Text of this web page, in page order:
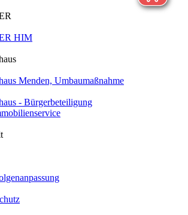
HIM
Menden, Umbaumaßnahme
- Bürgerbeteiligung